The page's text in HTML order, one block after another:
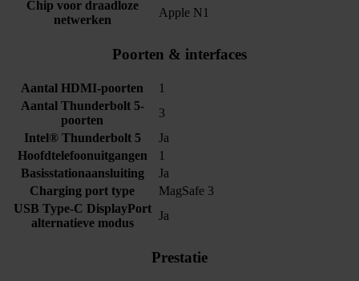
Chip voor draadloze
netwerken
Apple N1
Poorten & interfaces
Aantal HDMI-poorten
1
Aantal Thunderbolt 5-
poorten
3
Intel® Thunderbolt 5
Ja
Hoofdtelefoonuitgangen
1
Basisstationaansluiting
Ja
Charging port type
MagSafe 3
USB Type-C DisplayPort
alternatieve modus
Ja
Prestatie